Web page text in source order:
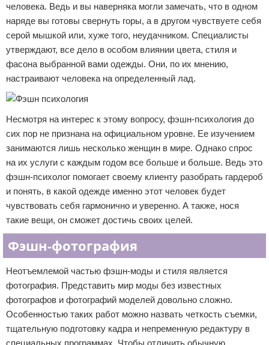
человека. Ведь и вы наверняка могли замечать, что в одном
наряде вы готовы свернуть горы, а в другом чувствуете себя
серой мышкой или, хуже того, неудачником. Специалисты
утверждают, все дело в особом влиянии цвета, стиля и
фасона выбранной вами одежды. Они, по их мнению,
настраивают человека на определенный лад.
Несмотря на интерес к этому вопросу, фэшн-психология до
сих пор не признана на официальном уровне. Ее изучением
занимаются лишь несколько женщин в мире. Однако спрос
на их услуги с каждым годом все больше и больше. Ведь это
фэшн-психолог помогает своему клиенту разобрать гардероб
и понять, в какой одежде именно этот человек будет
чувствовать себя гармонично и уверенно. А также, нося
такие вещи, он сможет достичь своих целей.
Фэшн-фотография
Неотъемлемой частью фэшн-моды и стиля является
фотография. Представить мир моды без известных
фотографов и фотографий моделей довольно сложно.
Особенностью таких работ можно назвать четкость съемки,
тщательную подготовку кадра и непременную редактуру в
специальных программах. Чтобы отличить обычную